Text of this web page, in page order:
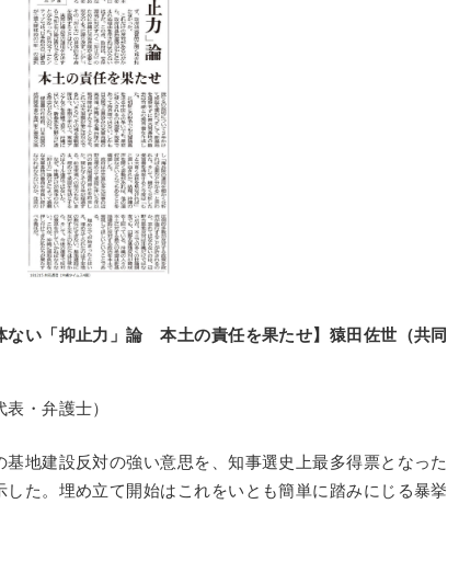
ない「抑止力」論 本土の責任を果たせ】猿田佐世（共同
・弁護士）
地建設反対の強い意思を、知事選史上最多得票となった
た。埋め立て開始はこれをいとも簡単に踏みにじる暴挙